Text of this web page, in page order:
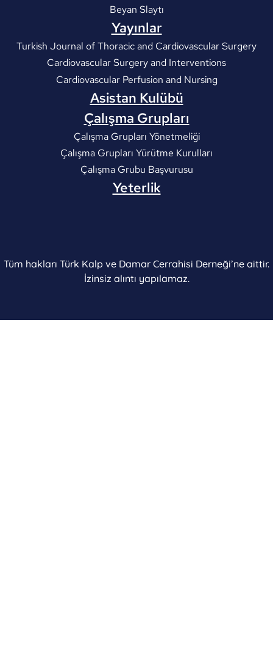
Beyan Slaytı
Yayınlar
Turkish Journal of Thoracic and Cardiovascular Surgery
Cardiovascular Surgery and Interventions
Cardiovascular Perfusion and Nursing
Asistan Kulübü
Çalışma Grupları
Çalışma Grupları Yönetmeliği
Çalışma Grupları Yürütme Kurulları
Çalışma Grubu Başvurusu
Yeterlik
Tüm hakları Türk Kalp ve Damar Cerrahisi Derneği’ne aittir.
İzinsiz alıntı yapılamaz.